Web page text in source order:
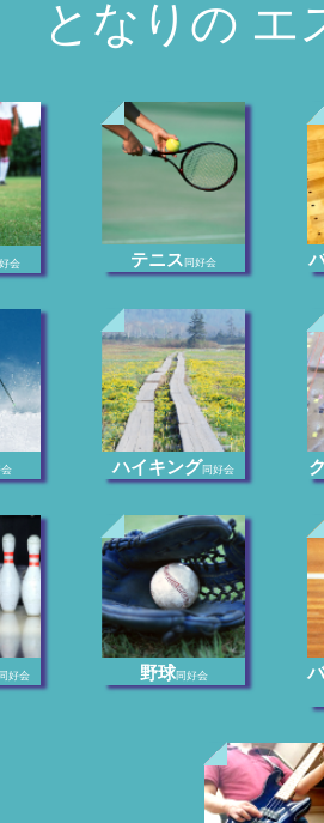
となりの エ
会 テニス 同好会
ハイキング 同好会
好会 野球同好会